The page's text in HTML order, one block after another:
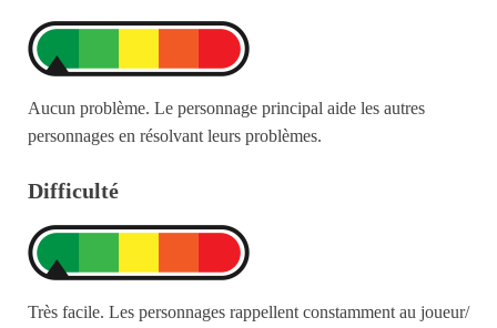
Aucun problème. Le personnage principal aide les autres
personnages en résolvant leurs problèmes.
Difficulté
Très facile. Les personnages rappellent constamment au joueur/